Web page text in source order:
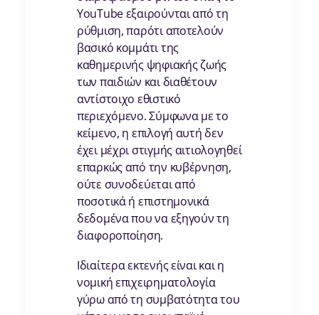
YouTube εξαιρούνται από τη
ρύθμιση, παρότι αποτελούν
βασικό κομμάτι της
καθημερινής ψηφιακής ζωής
των παιδιών και διαθέτουν
αντίστοιχο εθιστικό
περιεχόμενο. Σύμφωνα με το
κείμενο, η επιλογή αυτή δεν
έχει μέχρι στιγμής αιτιολογηθεί
επαρκώς από την κυβέρνηση,
ούτε συνοδεύεται από
ποσοτικά ή επιστημονικά
δεδομένα που να εξηγούν τη
διαφοροποίηση.
Ιδιαίτερα εκτενής είναι και η
νομική επιχειρηματολογία
γύρω από τη συμβατότητα του